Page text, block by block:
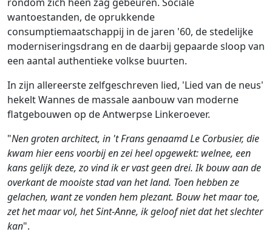
rondom zich heen zag gebeuren. Sociale
wantoestanden, de oprukkende
consumptiemaatschappij in de jaren '60, de stedelijke
moderniseringsdrang en de daarbij gepaarde sloop van
een aantal authentieke volkse buurten.
In zijn allereerste zelfgeschreven lied, 'Lied van de neus'
hekelt Wannes de massale aanbouw van moderne
flatgebouwen op de Antwerpse Linkeroever.
"Nen groten architect, in 't Frans genaamd Le Corbusier, die
kwam hier eens voorbij en zei heel opgewekt: welnee, een
kans gelijk deze, zo vind ik er vast geen drei. Ik bouw aan de
overkant de mooiste stad van het land. Toen hebben ze
gelachen, want ze vonden hem plezant. Bouw het maar toe,
zet het maar vol, het Sint-Anne, ik geloof niet dat het slechter
kan".